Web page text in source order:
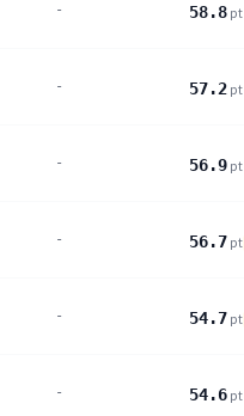
- 58.8 pt
- 57.2 pt
- 56.9 pt
- 56.7 pt
- 54.7 pt
- 54.6 pt